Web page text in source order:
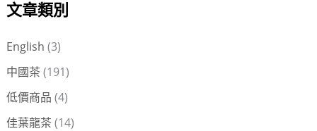
關
文章類別
English (3)
中國茶 (191)
低價商品 (4)
佳葉龍茶 (14)